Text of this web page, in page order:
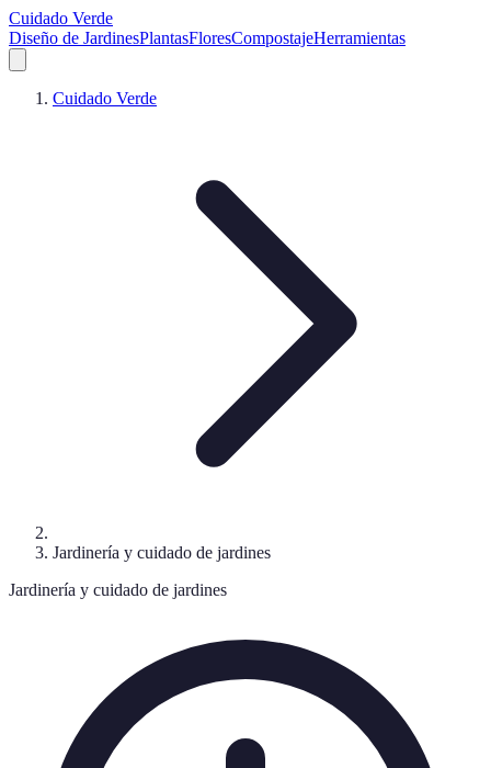
Cuidado Verde
Diseño de JardinesPlantasFloresCompostajeHerramientas
Cuidado Verde
Jardinería y cuidado de jardines
Jardinería y cuidado de jardines